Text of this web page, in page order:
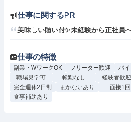
仕事に関するPR
美味しい賄い付✨未経験から正社員
仕事の特徴
副業・WワークOK フリーター歓迎 バ
職場見学可
転勤なし 経験者歓迎
完全週休2日制
まかないあり 面接1回
食事補助あり